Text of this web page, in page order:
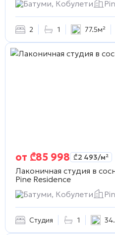
Батуми, Кобулети
2 1 77.5м²
от ₾85 998 ₾2 493/м²
Лаконичная студия в
Pine Residence
Батуми, Кобулети
Студия 1